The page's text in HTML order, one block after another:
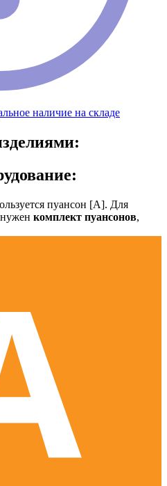
наличие на складе
пуансон [А]. Для
комплект пуансонов,